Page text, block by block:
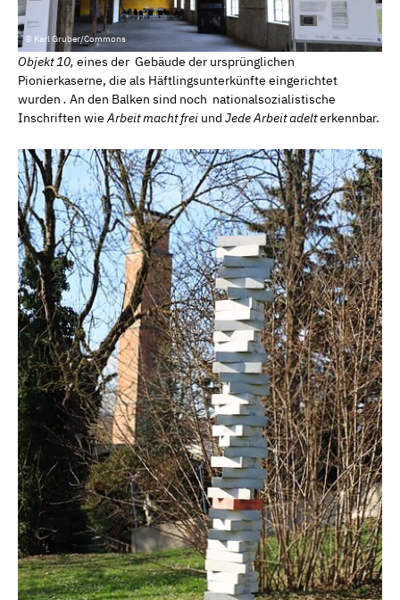
© Karl Gruber/Commons
Objekt 10, eines der Gebäude der ursprünglichen
Pionierkaserne, die als Häftlingsunterkünfte eingerichtet
wurden . An den Balken sind noch nationalsozialistische
Inschriften wieArbeit macht frei und Jede Arbeit adelterkennbar.